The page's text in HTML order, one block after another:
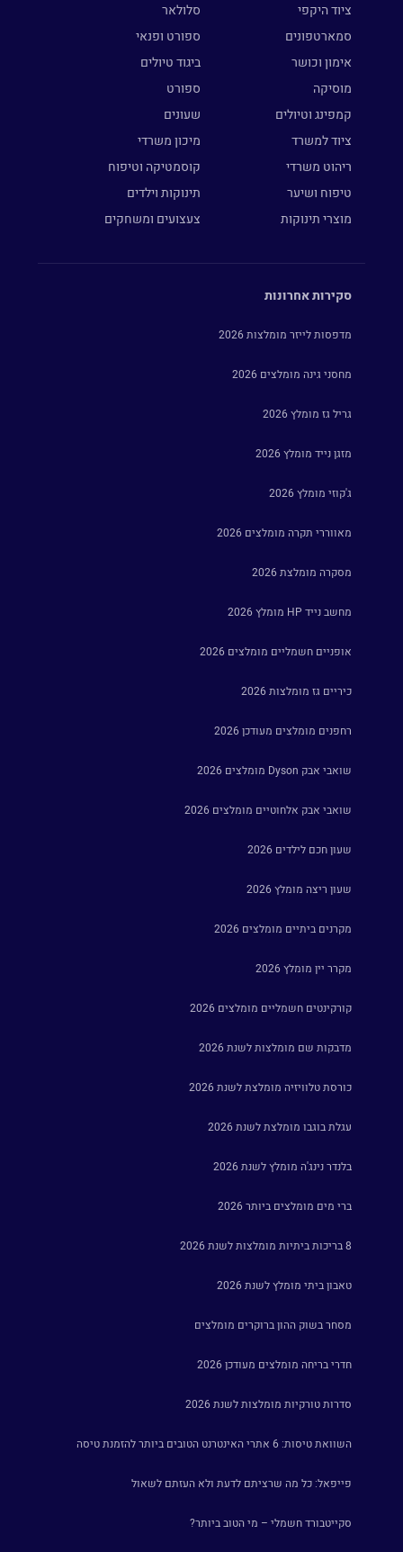
ציוד היקפי
סלולאר
סמארטפונים
ספורט ופנאי
אימון וכושר
ביגוד טיולים
מוסיקה
ספורט
קמפינג וטיולים
שעונים
ציוד למשרד
מיכון משרדי
ריהוט משרדי
קוסמטיקה וטיפוח
טיפוח ושיער
תינוקות וילדים
מוצרי תינוקות
צעצועים ומשחקים
סקירות אחרונות
מדפסות לייזר מומלצות 2026
מחסני גינה מומלצים 2026
גריל גז מומלץ 2026
מזגן נייד מומלץ 2026
ג'קוזי מומלץ 2026
מאווררי תקרה מומלצים 2026
מסקרה מומלצת 2026
מחשב נייד HP מומלץ 2026
אופניים חשמליים מומלצים 2026
כיריים גז מומלצות 2026
רחפנים מומלצים מעודכן 2026
שואבי אבק Dyson מומלצים 2026
שואבי אבק אלחוטיים מומלצים 2026
שעון חכם לילדים 2026
שעון ריצה מומלץ 2026
מקרנים ביתיים מומלצים 2026
מקרר יין מומלץ 2026
קורקינטים חשמליים מומלצים 2026
מדבקות שם מומלצות לשנת 2026
כורסת טלוויזיה מומלצת לשנת 2026
עגלת בוגבו מומלצת לשנת 2026
בלנדר נינג'ה מומלץ לשנת 2026
ברי מים מומלצים ביותר 2026
8 בריכות ביתיות מומלצות לשנת 2026
טאבון ביתי מומלץ לשנת 2026
מסחר בשוק ההון ברוקרים מומלצים
חדרי בריחה מומלצים מעודכן 2026
סדרות טורקיות מומלצות לשנת 2026
השוואת טיסות: 6 אתרי האינטרנט הטובים ביותר להזמנת טיסה
פייפאל: כל מה שרציתם לדעת ולא העזתם לשאול
סקייטבורד חשמלי – מי הטוב ביותר?